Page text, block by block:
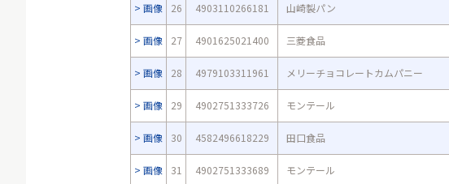
画像 26 4903110266181 山崎製パン
画像 27 4901625021400 三菱食品
画像 28 4979103311961 メリーチョコレートカムパニー
画像 29 4902751333726 モンテール
画像 30 4582496618229 田口食品
画像 31 4902751333689 モンテール